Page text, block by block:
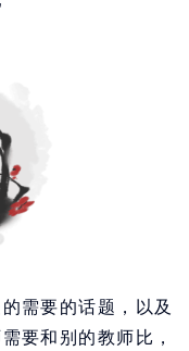
需要的话题，以及
要和别的教师比，